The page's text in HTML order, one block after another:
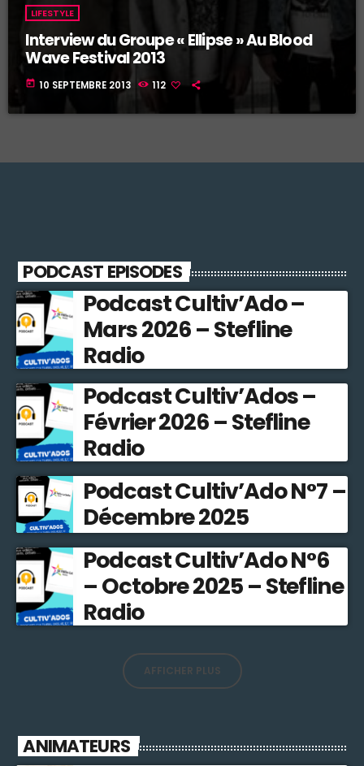
LIFESTYLE
Interview du Groupe « Ellipse » Au Blood
Wave Festival 2013
today 10 SEPTEMBRE 2013 112
PODCAST EPISODES
Podcast Cultiv’Ado –
Mars 2026 – Stefline
Radio
Podcast Cultiv’Ados –
Février 2026 – Stefline
Radio
Podcast Cultiv’Ado N°7 –
Décembre 2025
Podcast Cultiv’Ado N°6
– Octobre 2025 – Stefline
Radio
AFFICHER PLUS
ANIMATEURS